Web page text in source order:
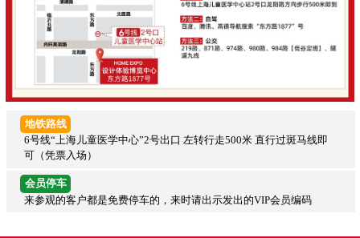
地铁路线
6号线“上海儿童医学中心”2号出口 左转行走500米 直行过斑马线即
可（凭票入场）
会员停车
来参观的客户都是免费停车的，来时请出示发出的VIP会员编码